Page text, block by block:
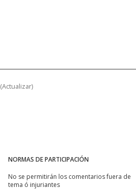
(Actualizar)
NORMAS DE PARTICIPACIÓN
No se permitirán los comentarios fuera de
tema ó injuriantes